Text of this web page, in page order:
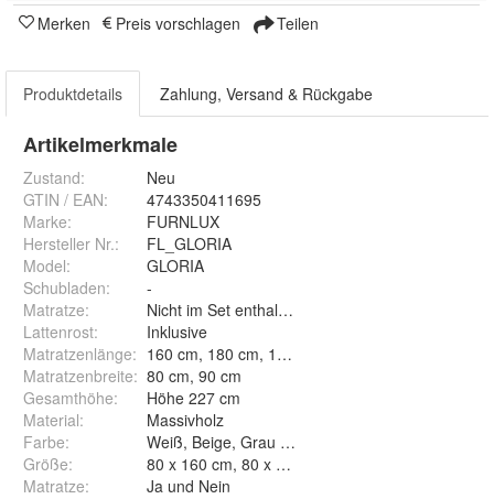
Merken Preis vorschlagen Teilen
Produktdetails Zahlung, Versand & Rückgabe
Artikelmerkmale
Zustand:
Neu
GTIN / EAN:
4743350411695
Marke:
FURNLUX
Hersteller Nr.:
FL_GLORIA
Model:
GLORIA
Schubladen:
-
Matratze:
Nicht im Set enthalten
Lattenrost:
Inklusive
Matratzenlänge: 160 cm, 180 cm, 190 cm, 200 cm
Matratzenbreite: 80 cm, 90 cm
Gesamthöhe:
Höhe 227 cm
Material:
Massivholz
Farbe:
Größe:
Matratze: Ja und Nein